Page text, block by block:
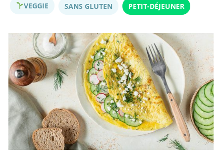
VEGGIE SANS GLUTEN PETIT-DÉJEUNER